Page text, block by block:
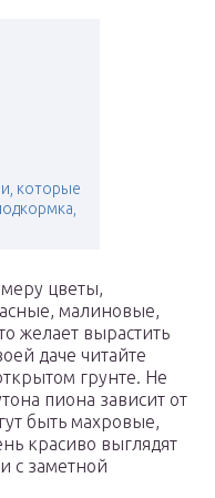
которые
цветы,
малиновые,
желает вырастить
даче читайте
грунте. Не
пиона зависит от
быть махровые,
красиво выглядят
с заметной